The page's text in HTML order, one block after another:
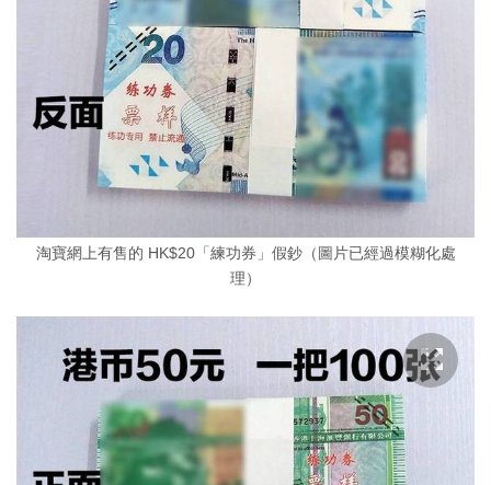
淘寶網上有售的 HK$20「練功券」假鈔（圖片已經過模糊化處
理）